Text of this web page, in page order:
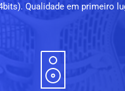
Qualidade em primeiro